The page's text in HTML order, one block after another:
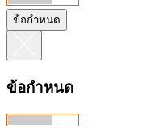
ข้อกำหนด
ข้อกำหนด